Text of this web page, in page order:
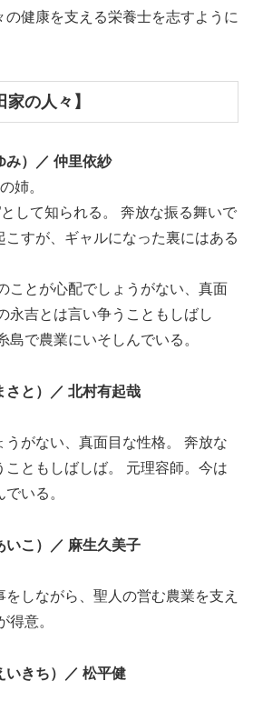
の健康を支える栄養士を志すように
家の人々】
み）／ 仲里依紗
姉。
して知られる。 奔放な振る舞いで
すが、ギャルになった裏にはある
ことが心配でしょうがない、真面
永吉とは言い争うこともしばし
島で農業にいそしんでいる。
さと）／ 北村有起哉
うがない、真面目な性格。 奔放な
こともしばしば。 元理容師。今は
いる。
いこ）／ 麻生久美子
しながら、聖人の営む農業を支え
得意。
いきち）／ 松平健